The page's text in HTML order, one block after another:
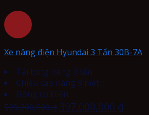
Xe nâng điện Hyundai 3 Tấn 30B-7A
Tải tọng nâng 3 tấn
Chiều cao nâng 3 mét
Động cơ Điện
529,200,000₫ 397,000,000 ₫